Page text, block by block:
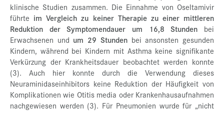
klinische Studien zusammen. Die Einnahme von Oseltamivir
führte im Vergleich zu keiner Therapie zu einer mittleren
Reduktion der Symptomendauer um 16,8 Stunden bei
Erwachsenen und um 29 Stundenbei ansonsten gesunden
Kindern, während bei Kindern mit Asthma keine signifikante
Verkürzung der Krankheitsdauer beobachtet werden konnte
(3). Auch hier konnte durch die Verwendung dieses
Neuraminidaseinhibitors keine Reduktion der Häufigkeit von
Komplikationen wie Otitis media oder Krankenhausaufnahmen
nachgewiesen werden (3). Für Pneumonien wurde für „nicht